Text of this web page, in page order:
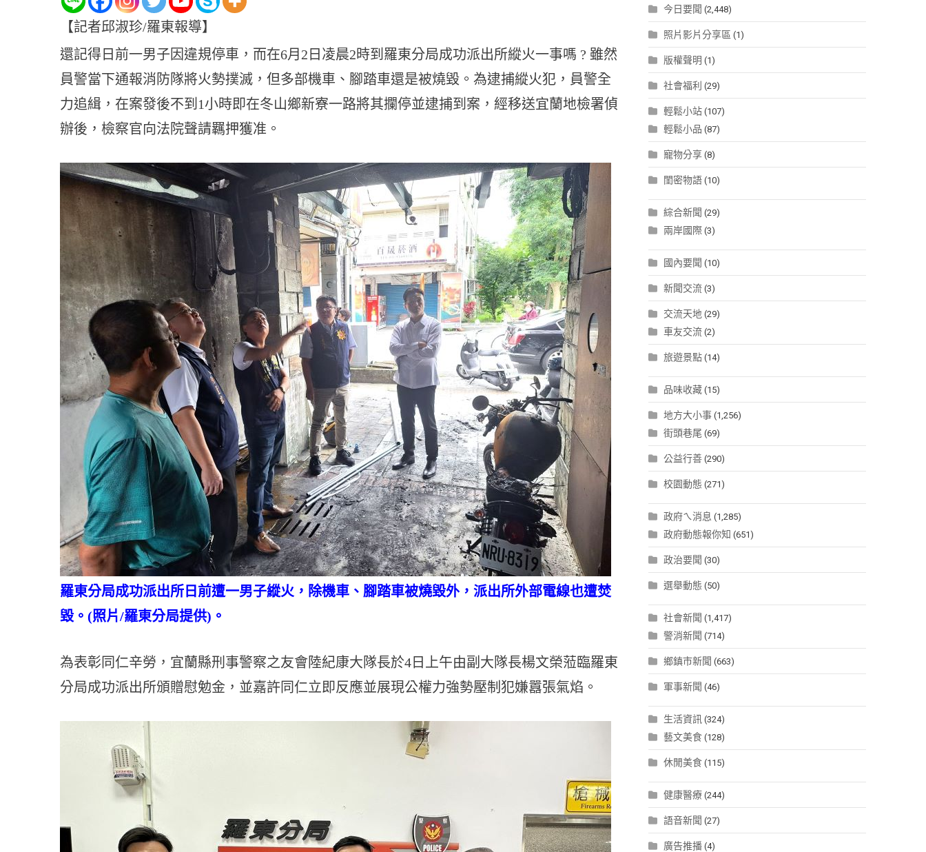
【記者邱淑珍/羅東報導】
還記得日前一男子因違規停車，而在6月2日凌晨2時到羅東分局成功派出所縱火一事嗎 ? 雖然
員警當下通報消防隊將火勢撲滅，但多部機車、腳踏車還是被燒毀。為逮捕縱火犯，員警全
力追緝，在案發後不到1小時即在冬山鄉新寮一路將其攔停並逮捕到案，經移送宜蘭地檢署偵
辦後，檢察官向法院聲請羈押獲准。
羅東分局成功派出所日前遭一男子縱火，除機車、腳踏車被燒毀外，派出所外部電線也遭焚
毀。(照片/羅東分局提供)。
為表彰同仁辛勞，宜蘭縣刑事警察之友會陸紀康大隊長於4日上午由副大隊長楊文榮蒞臨羅東
分局成功派出所頒贈慰勉金，並嘉許同仁立即反應並展現公權力強勢壓制犯嫌囂張氣焰。
今日要聞 (2,448)
照片影片分享區 (1)
版權聲明 (1)
社會福利 (29)
輕鬆小站 (107)
輕鬆小品 (87)
寵物分享 (8)
閨密物語 (10)
綜合新聞 (29)
兩岸國際 (3)
國內要聞 (10)
新聞交流 (3)
交流天地 (29)
車友交流 (2)
旅遊景點 (14)
品味收藏 (15)
地方大小事 (1,256)
街頭巷尾 (69)
公益行善 (290)
校園動態 (271)
政府ㄟ消息 (1,285)
政府動態報你知 (651)
政治要聞 (30)
選舉動態 (50)
社會新聞 (1,417)
警消新聞 (714)
鄉鎮市新聞 (663)
軍事新聞 (46)
生活資訊 (324)
藝文美食 (128)
休閒美食 (115)
健康醫療 (244)
語音新聞 (27)
廣告推播 (4)